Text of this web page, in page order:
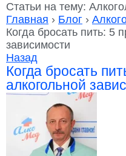
Статьи на тему:
Главная › Блог ›
Когда бросать пить: 5
зависимости
Назад
Когда бросать
алкогольной